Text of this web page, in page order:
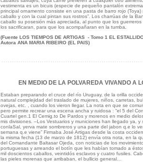
vestimenta es un bicuis (especie de pequeño pantalón
principal ornamento consiste en una pasta de barro rojo
caballo y con la cual pintan sus rostros”. Los charrúas de la
caballo su posesión más apreciada, al punto que los
los sacrificaran, para que los acompañaran en la tumba
(Fuente LOS TIEMPOS DE ARTIGAS - Tomo 1 EL
Autora ANA MARIA RIBEIRO (EL PAIS)
EN MEDIO DE LA POLVAREDA VIVANDO A
Estaban preparando el cruce del río Uruguay, de la orilla
natural complejidad del traslado de mujeres, niños, carretas,
ovejas, etc. , cuando los vieron llegar. La nota en que se
pero permite recrear una escena ancha y ruidosa : “el 5 del
Cuartel gen.1 El Cemig.to De Pardos y morenos en medio
mis divisiones. –Los Vestuarios y municiones han llegado ya, y
conlaSal, yerva mate sombreros y una parte del jabon q.e lo
semana q.e viene” Firmaba José Artigas desde la costa
la misma fecha (13 de marzo de 1812) envía otra nota, en la
del Comandante Baltasar Ojeda, con noticias de los
portuguesas y arreando el botín que les habían tomado a
mil doscientos caballos, veintidós esclavos y cuatro fusiles.
las pieles morenas que arribaban, el bullicio general…